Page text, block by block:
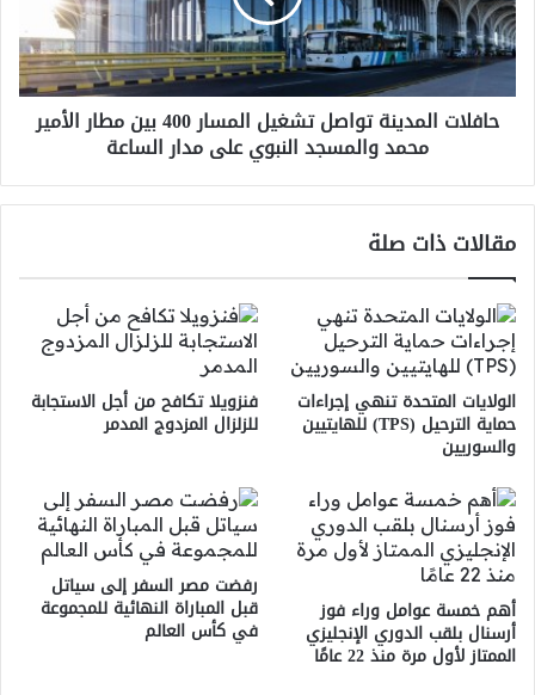
400
بين
مطار
الأمير
محمد
على
الساعة
حافلات المدينة تواصل تشغيل المسار 400 بين مطار الأمير
محمد والمسجد النبوي على مدار الساعة
مقالات ذات صلة
الولايات المتحدة تنهي إجراءات
حماية الترحيل (TPS) للهايتيين
والسوريين
فنزويلا تكافح من أجل الاستجابة
للزلزال المزدوج المدمر
أهم خمسة عوامل وراء فوز
أرسنال بلقب الدوري الإنجليزي
الممتاز لأول مرة منذ 22 عامًا
رفضت مصر السفر إلى سياتل
قبل المباراة النهائية للمجموعة
في كأس العالم